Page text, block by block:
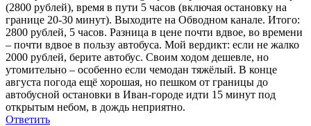
(2800 рублей), время в пути 5 часов (включая остановку на
границе 20-30 минут). Выходите на Обводном канале. Итого:
2800 рублей, 5 часов. Разница в цене почти вдвое, во времени
– почти вдвое в пользу автобуса. Мой вердикт: если не жалко
2000 рублей, берите автобус. Своим ходом дешевле, но
утомительно – особенно если чемодан тяжёлый. В конце
августа погода ещё хорошая, но пешком от границы до
автобусной остановки в Иван-городе идти 15 минут под
открытым небом, в дождь неприятно.
Ответить